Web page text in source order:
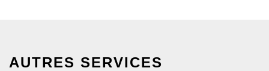
AUTRES SERVICES